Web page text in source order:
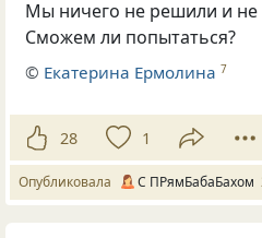
Мы ничего не решили и
Сможем ли попытаться?
© Екатерина Ермолина 7
28 1
Опубликовала С ПРямБабаБахом